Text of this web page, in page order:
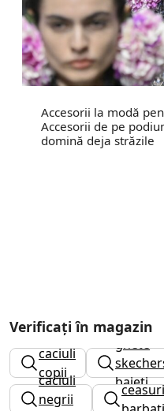
Accesorii la modă
Accesorii de pe
domină deja străzile
Verificați în magazin
caciuli
copii
ghete
baieti
caciuli
negrii
ceasuri